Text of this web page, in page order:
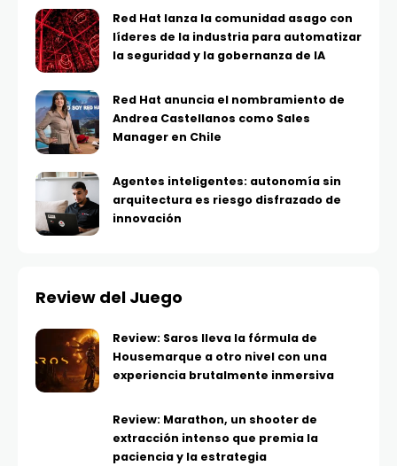
Red Hat lanza la comunidad asago con
líderes de la industria para automatizar
la seguridad y la gobernanza de IA
Red Hat anuncia el nombramiento de
Andrea Castellanos como Sales
Manager en Chile
Agentes inteligentes: autonomía sin
arquitectura es riesgo disfrazado de
innovación
Review del Juego
Review: Saros lleva la fórmula de
Housemarque a otro nivel con una
experiencia brutalmente inmersiva
Review: Marathon, un shooter de
extracción intenso que premia la
paciencia y la estrategia